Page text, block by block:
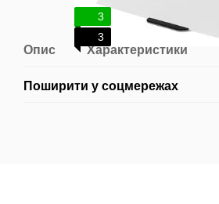
3
3
Опис Характеристики
Поширити у соцмережах